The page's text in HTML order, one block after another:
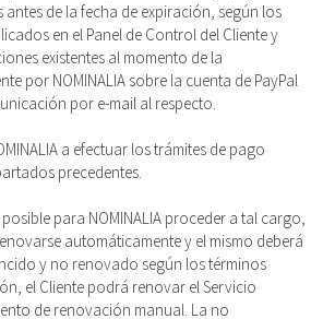
antes de la fecha de expiración, según los
en el Panel de Control del Cliente y
existentes al momento de la
por NOMINALIA sobre la cuenta de PayPal
por e-mail al respecto.
a efectuar los trámites de pago
precedentes.
para NOMINALIA proceder a tal cargo,
automáticamente y el mismo deberá
y no renovado según los términos
el Cliente podrá renovar el Servicio
de renovación manual. La no